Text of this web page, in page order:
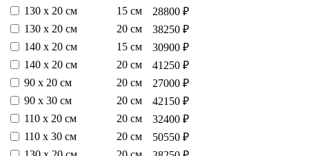
130 х 20 см
15 см
28800 ₽
130 х 20 см
20 см
38250 ₽
140 х 20 см
15 см
30900 ₽
140 х 20 см
20 см
41250 ₽
90 х 20 см
20 см
27000 ₽
90 х 30 см
20 см
42150 ₽
110 х 20 см
20 см
32400 ₽
110 х 30 см
20 см
50550 ₽